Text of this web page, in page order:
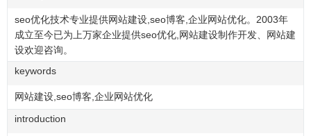
seo优化技术专业提供网站建设,seo博客,企业网站优化。2003年
成立至今已为上万家企业提供seo优化,网站建设制作开发、网站建
设欢迎咨询。
keywords
网站建设,seo博客,企业网站优化
introduction